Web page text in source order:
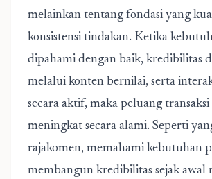
melainkan tentang fondasi yang
konsistensi tindakan. Ketika
dipahami dengan baik, kredibilitas
melalui konten bernilai, serta
secara aktif, maka peluang transaksi
meningkat secara alami. Seperti
rajakomen, memahami kebutuhan
membangun kredibilitas sejak awal